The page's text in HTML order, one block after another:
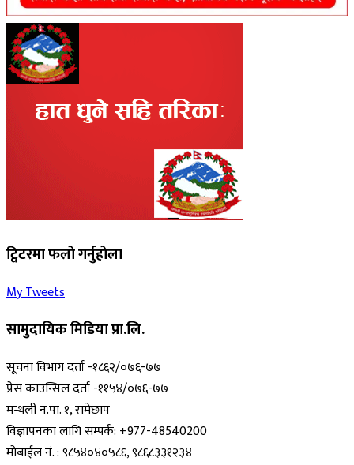
ट्विटरमा फलो गर्नुहोला
My Tweets
सामुदायिक मिडिया प्रा.लि.
सूचना विभाग दर्ता -१८६२/०७६-७७
प्रेस काउन्सिल दर्ता -११५४/०७६-७७
मन्थली न.पा. १, रामेछाप
विज्ञापनका लागि सम्पर्क: +977-48540200
मोबाईल नं. : ९८५४०४०५८६, ९८६८३३१२३४